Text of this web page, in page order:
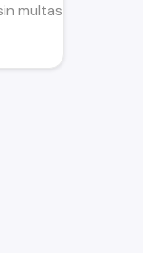
multas ni deudas